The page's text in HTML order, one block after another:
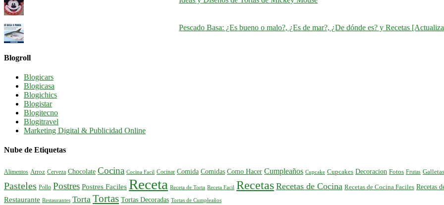
Pescado Basa: ¿Es bueno o malo?, ¿Es de mar?, ¿De dónde es? y Recetas
Blogroll
Blogicars
Blogicasa
Blogichics
Blogistar
Blogitecno
Blogitravel
Marketing Digital & Publicidad Online
Nube de Etiquetas
Alimentos Arroz Cerveza Chocolate Cocina Cocina Facil Cocinar Comida Comidas Como Hacer Cumpleaños Cupcake Cupcakes Decoracion Fotos Frutas Galletas
Pasteles Pollo Postres Postres Faciles Receta Receta de Torta Receta Facil Recetas Recetas de Cocina Recetas de Cocina Faciles Recetas
Restaurante Restaurantes Torta Tortas Tortas Decoradas Tortas de Cumpleaños